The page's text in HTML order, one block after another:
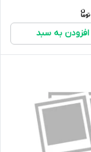
افزودن به سبد